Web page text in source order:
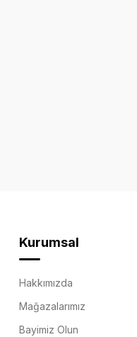
Kurumsal
Hakkımızda
Mağazalarımız
Bayimiz Olun